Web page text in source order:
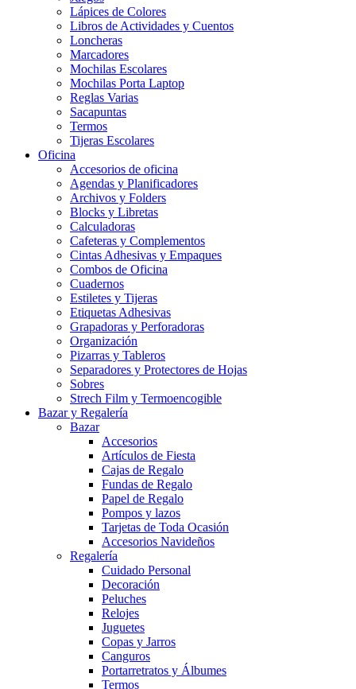
Lápices de Colores
Libros de Actividades y Cuentos
Loncheras
Marcadores
Mochilas Escolares
Mochilas Porta Laptop
Reglas Varias
Sacapuntas
Termos
Tijeras Escolares
Oficina
Accesorios de oficina
Agendas y Planificadores
Archivos y Folders
Blocks y Libretas
Calculadoras
Cafeteras y Complementos
Cintas Adhesivas y Empaques
Combos de Oficina
Cuadernos
Estiletes y Tijeras
Etiquetas Adhesivas
Grapadoras y Perforadoras
Organización
Pizarras y Tableros
Separadores y Protectores de Hojas
Sobres
Strech Film y Termoencogible
Bazar y Regalería
Bazar
Accesorios
Artículos de Fiesta
Cajas de Regalo
Fundas de Regalo
Papel de Regalo
Pompos y lazos
Tarjetas de Toda Ocasión
Accesorios Navideños
Regalería
Cuidado Personal
Decoración
Peluches
Relojes
Juguetes
Copas y Jarros
Canguros
Portarretratos y Álbumes
Termos